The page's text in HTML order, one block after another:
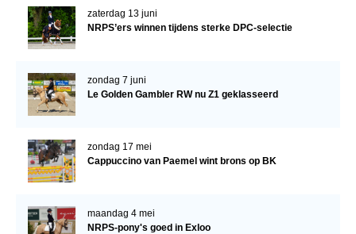
ACCOUNT AANMAKEN
zaterdag 13 juni
NRPS’ers winnen tijdens sterke DPC-selectie
zondag 7 juni
Le Golden Gambler RW nu Z1 geklasseerd
zondag 17 mei
Cappuccino van Paemel wint brons op BK
maandag 4 mei
NRPS-pony's goed in Exloo